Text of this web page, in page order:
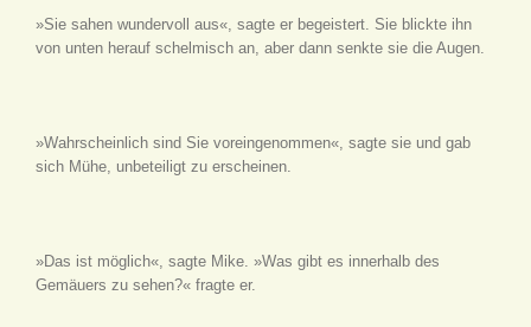
»Sie sahen wundervoll aus«, sagte er begeistert. Sie blickte ihn
von unten herauf schelmisch an, aber dann senkte sie die Augen.
»Wahrscheinlich sind Sie voreingenommen«, sagte sie und gab
sich Mühe, unbeteiligt zu erscheinen.
»Das ist möglich«, sagte Mike. »Was gibt es innerhalb des
Gemäuers zu sehen?« fragte er.